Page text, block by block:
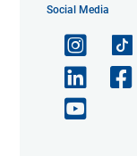
Social Media